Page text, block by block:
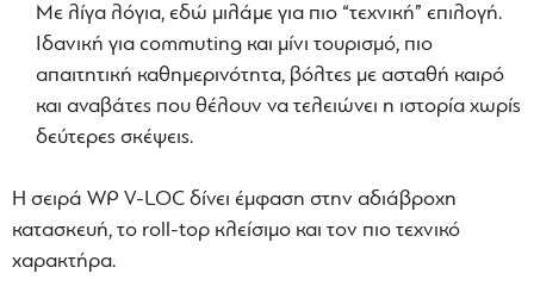
Με λίγα λόγια, εδώ μιλάμε για πιο “τεχνική” επιλογή.
Ιδανική για commuting και μίνι τουρισμό, πιο
απαιτητική καθημερινότητα, βόλτες με ασταθή καιρό
και αναβάτες που θέλουν να τελειώνει η ιστορία χωρίς
δεύτερες σκέψεις.
Η σειρά WP V-LOC δίνει έμφαση στην αδιάβροχη
κατασκευή, το roll-top κλείσιμο και τον πιο τεχνικό
χαρακτήρα.